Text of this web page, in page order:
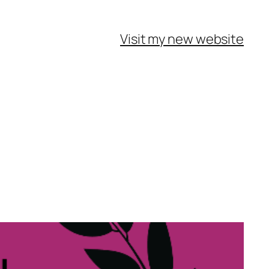
Visit my new website